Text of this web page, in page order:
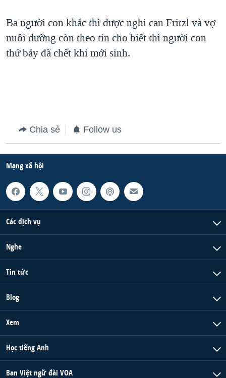
Ba người con khác thì được nghi can Fritzl và vợ
nuôi dưỡng còn theo tin cho biết thì người con
thứ bảy đã chết khi mới sinh.
Chia sẻ Follow us
Mạng xã hội
Các dịch vụ
Nghe
Tin tức
Blog
Xem
Học tiếng Anh
Ban Việt ngữ đài VOA